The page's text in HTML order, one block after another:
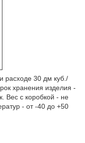
расходе 30 дм куб./
хранения изделия -
Вес с коробкой - не
- от -40 до +50